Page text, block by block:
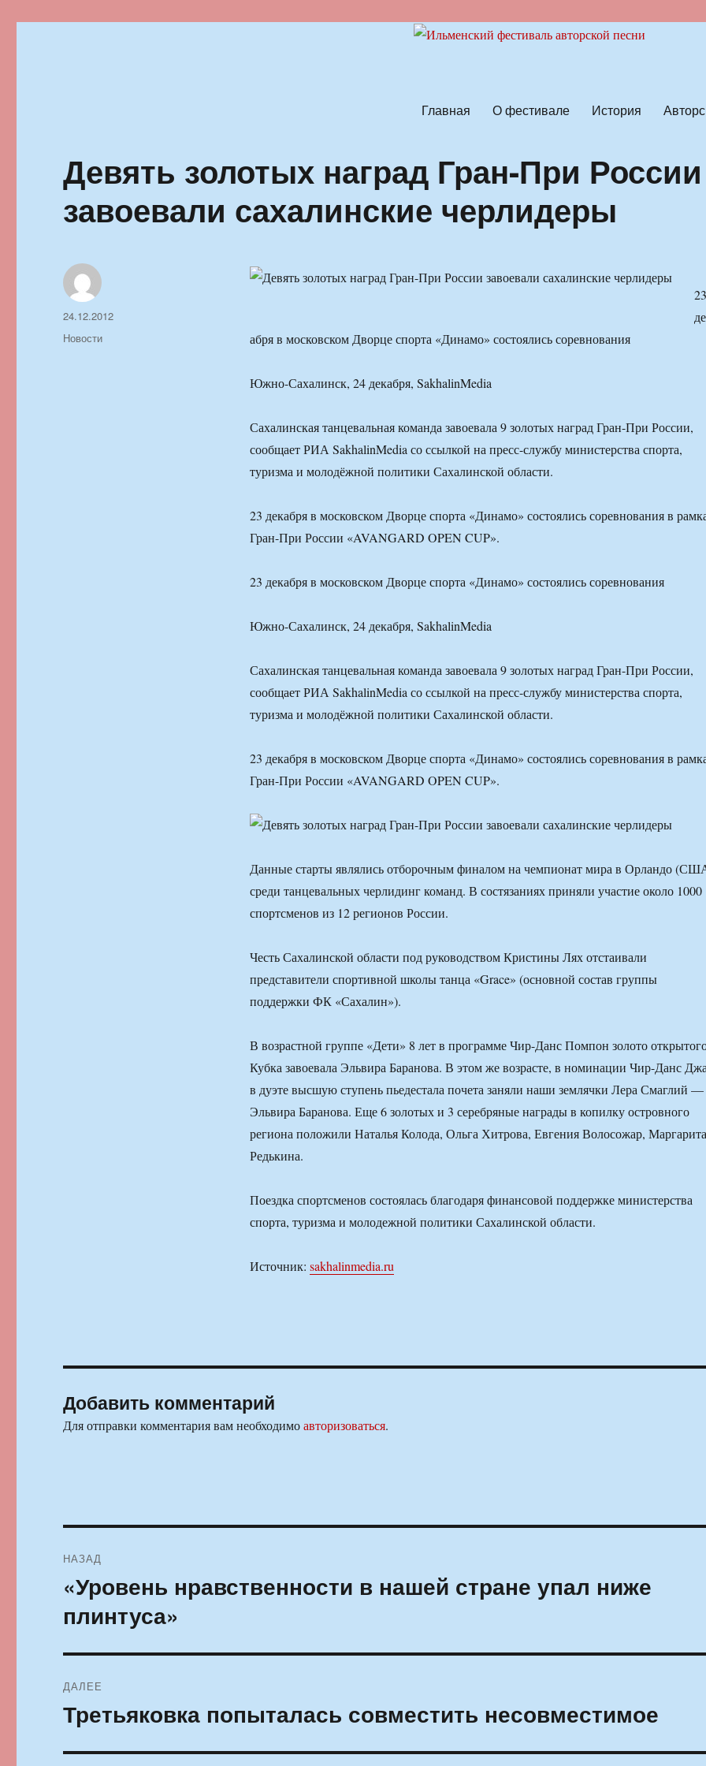
Главная О фестивале История
Девять золотых наград Гран-При России
завоевали сахалинские черлидеры
23
абря в московском Дворце спорта «Динамо» состоялись соревнования
Южно-Сахалинск, 24 декабря, SakhalinMedia
Сахалинская танцевальная команда завоевала 9 золотых наград Гран-При России,
сообщает РИА SakhalinMedia со ссылкой на пресс-службу министерства спорта,
туризма и молодёжной политики Сахалинской области.
23 декабря в московском Дворце спорта «Динамо» состоялись соревнования в
Гран-При России «AVANGARD OPEN CUP».
23 декабря в московском Дворце спорта «Динамо» состоялись соревнования
Южно-Сахалинск, 24 декабря, SakhalinMedia
Сахалинская танцевальная команда завоевала 9 золотых наград Гран-При России,
сообщает РИА SakhalinMedia со ссылкой на пресс-службу министерства спорта,
туризма и молодёжной политики Сахалинской области.
23 декабря в московском Дворце спорта «Динамо» состоялись соревнования в
Гран-При России «AVANGARD OPEN CUP».
Данные старты являлись отборочным финалом на чемпионат мира в Орландо
среди танцевальных черлидинг команд. В состязаниях приняли участие около 1000
спортсменов из 12 регионов России.
Честь Сахалинской области под руководством Кристины Лях отстаивали
представители спортивной школы танца «Grace» (основной состав группы
поддержки ФК «Сахалин»).
В возрастной группе «Дети» 8 лет в программе Чир-Данс Помпон золото
Кубка завоевала Эльвира Баранова. В этом же возрасте, в номинации Чир-Данс
в дуэте высшую ступень пьедестала почета заняли наши землячки Лера Смаглий —
Эльвира Баранова. Еще 6 золотых и 3 серебряные награды в копилку островного
региона положили Наталья Колода, Ольга Хитрова, Евгения Волосожар, Маргарита
Редькина.
Поездка спортсменов состоялась благодаря финансовой поддержке министерства
спорта, туризма и молодежной политики Сахалинской области.
Источник: sakhalinmedia.ru
Автор
Опубликовано
24.12.2012
Рубрики
Новости
Добавить комментарий
Для отправки комментария вам необходимоавторизоваться.
по
записям
НАЗАД
Предыдущая
запись:
«Уровень нравственности в нашей стране упал ниже
плинтуса»
ДАЛЕЕ
Следующая
запись:
Третьяковка попыталась совместить несовместимое